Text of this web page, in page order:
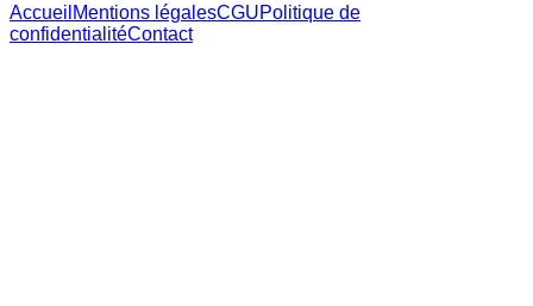
Accueil Mentions légalesCGUPolitique de
confidentialitéContact